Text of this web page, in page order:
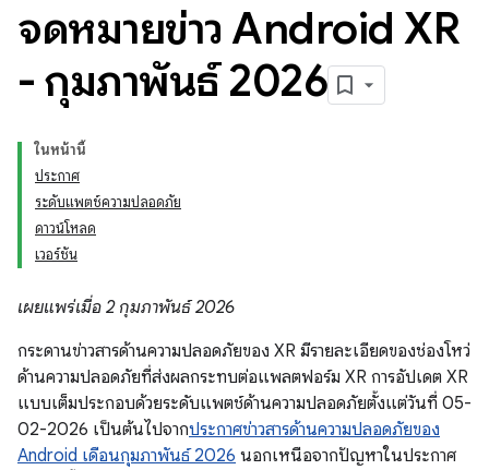
จดหมายข่าว Android XR
- กุมภาพันธ์ 2026
ในหน้านี้
ประกาศ
ระดับแพตช์ความปลอดภัย
ดาวน์โหลด
เวอร์ชัน
เผยแพร่เมื่อ 2 กุมภาพันธ์ 2026
กระดานข่าวสารด้านความปลอดภัยของ XR มีรายละเอียดของช่องโหว่
ด้านความปลอดภัยที่ส่งผลกระทบต่อแพลตฟอร์ม XR การอัปเดต XR
แบบเต็มประกอบด้วยระดับแพตช์ด้านความปลอดภัยตั้งแต่วันที่ 05-
02-2026 เป็นต้นไปจากประกาศข่าวสารด้านความปลอดภัยของ
Android เดือนกุมภาพันธ์ 2026 นอกเหนือจากปัญหาในประกาศ